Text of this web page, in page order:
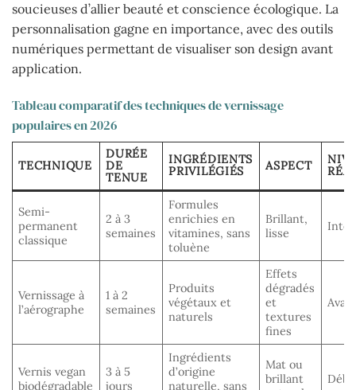
soucieuses d’allier beauté et conscience écologique. La
personnalisation gagne en importance, avec des outils
numériques permettant de visualiser son design avant
application.
Tableau comparatif des techniques de vernissage
populaires en 2026
TECHNIQUE
DURÉE
DE
TENUE
INGRÉDIENTS
PRIVILÉGIÉS
ASPECT
Semi-
permanent
classique
2 à 3
semaines
Formules
enrichies en
vitamines, sans
toluène
Brillant,
lisse
Vernissage à
l’aérographe
1 à 2
semaines
Produits
végétaux et
naturels
Effets
dégradés
et
textures
fines
Vernis vegan
biodégradable
3 à 5
jours
Ingrédients
d’origine
naturelle, sans
Mat ou
brillant